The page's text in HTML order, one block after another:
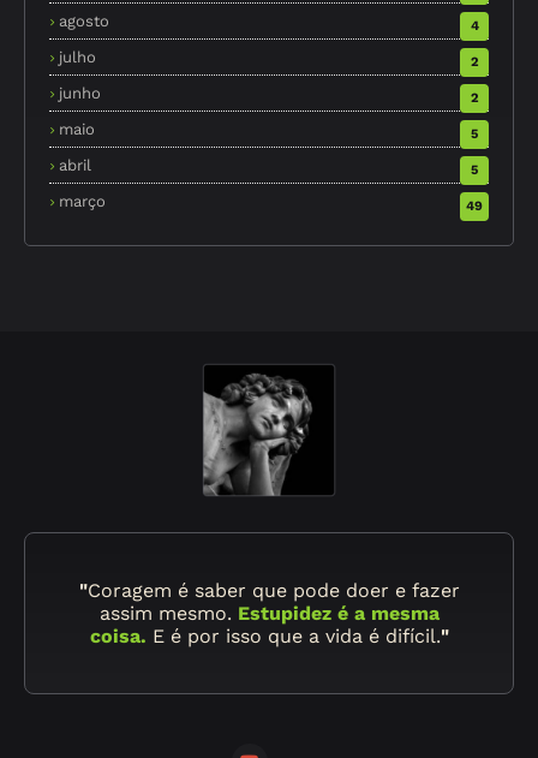
agosto 4
julho 2
junho 2
maio 5
abril 5
março 49
"Coragem é saber que pode doer e fazer
assim mesmo. Estupidez é a mesma
coisa. E é por isso que a vida é difícil."